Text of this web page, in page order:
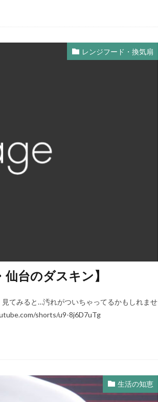
レンジフード・換気扇
台のダスキン】
てみると…汚れがついちゃってるかもしれませ
shorts/u9-8j6D7uTg
生活の知恵